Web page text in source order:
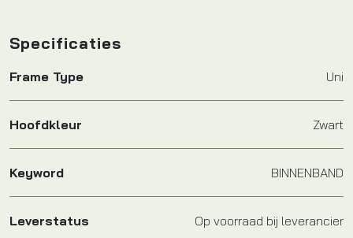
Specificaties
Frame Type Uni
Hoofdkleur Zwart
Keyword BINNENBAND
Leverstatus Op voorraad bij leverancier